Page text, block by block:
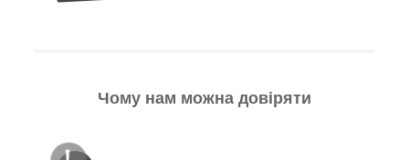
Чому нам можна довіряти